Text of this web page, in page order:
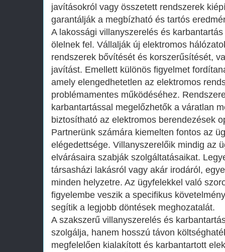
javításokról vagy összetett rendszerek
garantálják a megbízható és tartós
A lakossági villanyszerelés és
ölelnek fel. Vállalják új elektromos
rendszerek bővítését és korszerűsítését,
javítást. Emellett különös figyelmet
amely elengedhetetlen az elektromos
problémamentes működéséhez.
karbantartással megelőzhetők a váratlan
biztosítható az elektromos berendezések
Partnerünk számára kiemelten fontos az
elégedettsége. Villanyszerelőik mindig az
elvárásaira szabják szolgáltatásaikat.
társasházi lakásról vagy akár irodáról,
minden helyzetre. Az ügyfelekkel való
figyelembe veszik a specifikus
segítik a legjobb döntések meghozatalát.
A szakszerű villanyszerelés és
szolgálja, hanem hosszú távon
megfelelően kialakított és karbantartott